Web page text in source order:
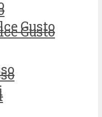
Gusto
Gusto